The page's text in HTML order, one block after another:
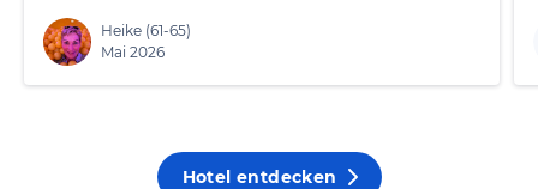
Heike (61-65)
Mai 2026
Hotel entdecken